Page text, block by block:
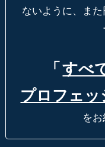
ないように、
ま
「 すべ
プロフェッ
をお